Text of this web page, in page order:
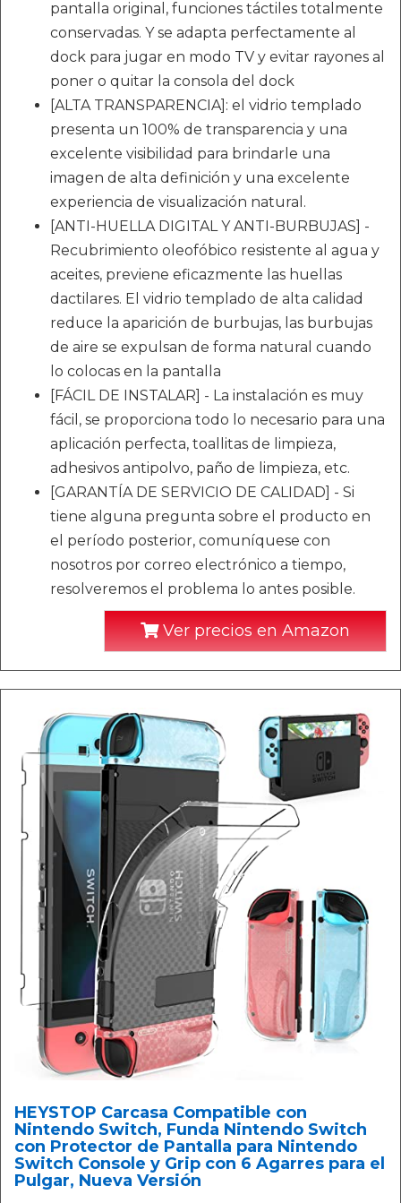
pantalla original, funciones táctiles totalmente
conservadas. Y se adapta perfectamente al
dock para jugar en modo TV y evitar rayones al
poner o quitar la consola del dock
[ALTA TRANSPARENCIA]: el vidrio templado
presenta un 100% de transparencia y una
excelente visibilidad para brindarle una
imagen de alta definición y una excelente
experiencia de visualización natural.
[ANTI-HUELLA DIGITAL Y ANTI-BURBUJAS] -
Recubrimiento oleofóbico resistente al agua y
aceites, previene eficazmente las huellas
dactilares. El vidrio templado de alta calidad
reduce la aparición de burbujas, las burbujas
de aire se expulsan de forma natural cuando
lo colocas en la pantalla
[FÁCIL DE INSTALAR] - La instalación es muy
fácil, se proporciona todo lo necesario para una
aplicación perfecta, toallitas de limpieza,
adhesivos antipolvo, paño de limpieza, etc.
[GARANTÍA DE SERVICIO DE CALIDAD] - Si
tiene alguna pregunta sobre el producto en
el período posterior, comuníquese con
nosotros por correo electrónico a tiempo,
resolveremos el problema lo antes posible.
Ver precios en Amazon
HEYSTOP Carcasa Compatible con
Nintendo Switch, Funda Nintendo Switch
con Protector de Pantalla para Nintendo
Switch Console y Grip con 6 Agarres para el
Pulgar, Nueva Versión